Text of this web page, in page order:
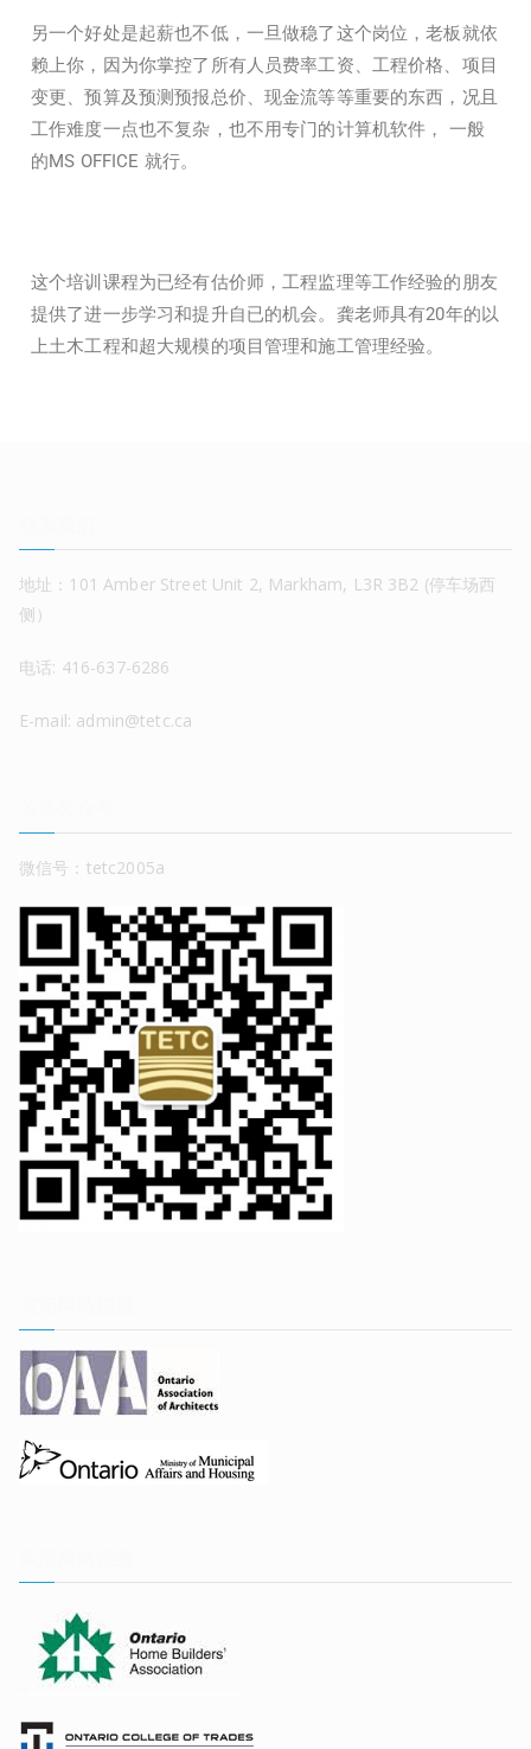
另一个好处是起薪也不低，一旦做稳了这个岗位，老板就依
赖上你，因为你掌控了所有人员费率工资、工程价格、项目
变更、预算及预测预报总价、现金流等等重要的东西，况且
工作难度一点也不复杂，也不用专门的计算机软件， 一般
的MS OFFICE 就行。
这个培训课程为已经有估价师，工程监理等工作经验的朋友
提供了进一步学习和提升自已的机会。龚老师具有20年的以
上土木工程和超大规模的项目管理和施工管理经验。
地址：101 Amber Street Unit 2, Markham, L3R 3B2 (停车场西
侧）
电话: 416-637-6286
E-mail: admin@tetc.ca
微信号：tetc2005a